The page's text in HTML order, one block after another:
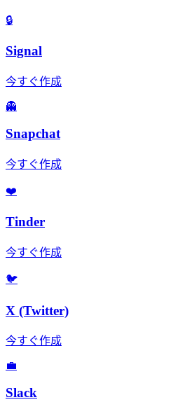
🔒
Signal
今すぐ作成
👻
Snapchat
今すぐ作成
❤️
Tinder
今すぐ作成
🐦
X (Twitter)
今すぐ作成
💼
Slack